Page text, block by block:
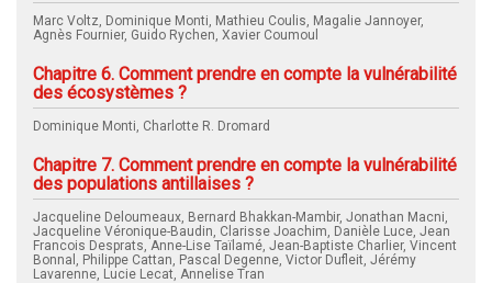
Marc Voltz, Dominique Monti, Mathieu Coulis, Magalie Jannoyer,
Agnès Fournier, Guido Rychen, Xavier Coumoul
Chapitre 6. Comment prendre en compte la vulnérabilité
des écosystèmes ?
Dominique Monti, Charlotte R. Dromard
Chapitre 7. Comment prendre en compte la vulnérabilité
des populations antillaises ?
Jacqueline Deloumeaux, Bernard Bhakkan-Mambir, Jonathan Macni,
Jacqueline Véronique-Baudin, Clarisse Joachim, Danièle Luce, Jean
Francois Desprats, Anne-Lise Taïlamé, Jean-Baptiste Charlier, Vincent
Bonnal, Philippe Cattan, Pascal Degenne, Victor Dufleit, Jérémy
Lavarenne, Lucie Lecat, Annelise Tran